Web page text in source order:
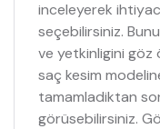
inceleyerek
seçebilirsiniz.
ve yetkinligini göz
saç kesim
tamamladiktan
görüsebilirsiniz.